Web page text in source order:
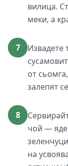
вилица.
меки, а
7
Извадете
от
залепят
8
чой —
на